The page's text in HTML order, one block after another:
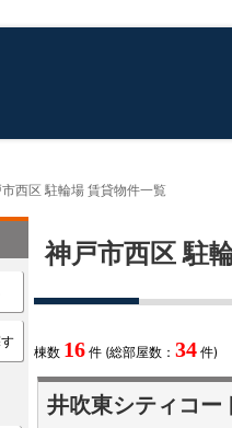
西区 駐輪場 賃貸物件一覧
神戸市西区 駐
棟数 16 件 (総部屋数： 34 件)
井吹東シティコー